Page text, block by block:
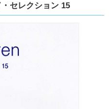
セレクション 15